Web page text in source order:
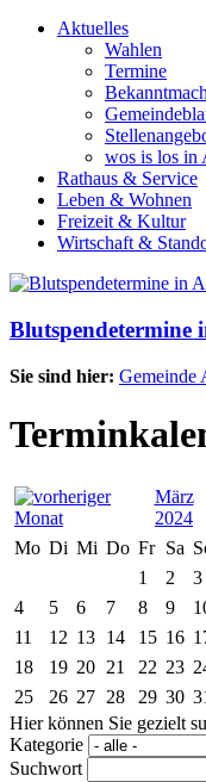
Aktuelles
Wahlen
Termine
wos is los in
Rathaus & Service
Leben & Wohnen
Freizeit & Kultur
Wirtschaft &
Blutspendetermine
Sie sind hier: Gemeinde
März
2024
Mo Di Mi Do Fr Sa
1
2
3
4
5 6 7 8 9
11
12 13 14 15 16
18
19 20 21 22 23
25
26 27 28 29 30
Hier können Sie gezielt
Kategorie
Suchwort